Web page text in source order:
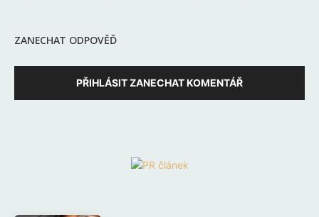
ZANECHAT ODPOVĚĎ
PŘIHLÁSIT ZANECHAT KOMENTÁŘ